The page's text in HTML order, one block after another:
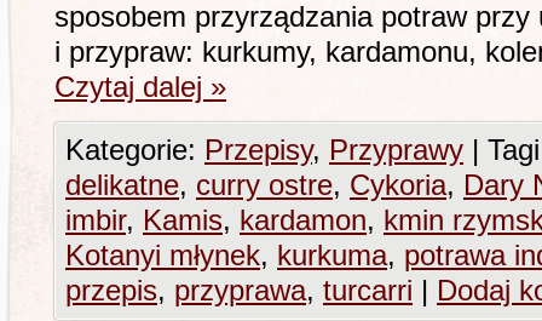
sposobem przyrządzania potraw przy
i przypraw: kurkumy, kardamonu,
Czytaj dalej »
Kategorie: Przepisy, Przyprawy |
delikatne, curry ostre, Cykoria, Dary
imbir, Kamis, kardamon, kmin
Kotanyi młynek, kurkuma, potrawa
przepis, przyprawa, turcarri | Dodaj